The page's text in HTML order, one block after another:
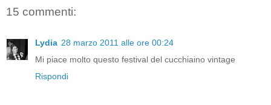
15 commenti:
Lydia 28 marzo 2011 alle ore 00:24
Mi piace molto questo festival del cucchiaino vintage
Rispondi